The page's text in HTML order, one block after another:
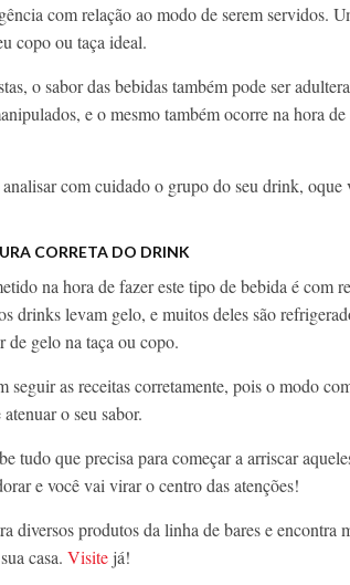
com relação ao modo de serem servidos.
copo ou taça ideal.
o sabor das bebidas também pode ser
e o mesmo também ocorre na hora
com cuidado o grupo do seu drink,
CORRETA DO DRINK
na hora de fazer este tipo de bebida é com
drinks levam gelo, e muitos deles são
de gelo na taça ou copo.
seguir as receitas corretamente, pois o modo
o seu sabor.
tudo que precisa para começar a arriscar
e você vai virar o centro das atenções!
diversos produtos da linha de bares e encontra
casa. Visite já!